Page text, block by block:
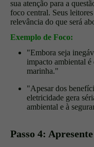
sua atenção para a
foco central. Seus
relevância do que será
Exemplo de Foco:
"Embora seja
impacto ambiental é
marinha."
"Apesar dos
eletricidade gera
ambiental e à
Passo 4: